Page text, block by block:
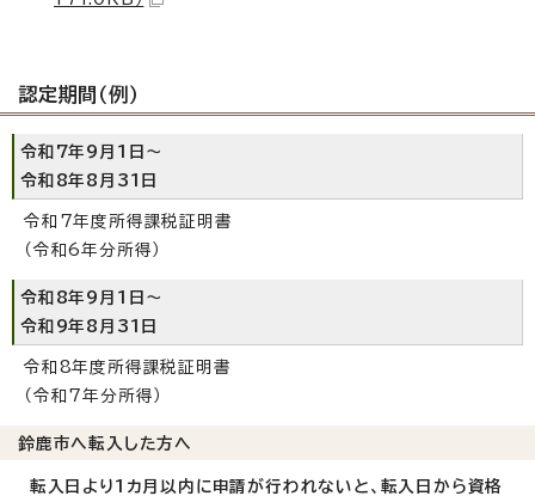
認定期間（例）
令和7年9月1日～
令和8年8月31日
令和7年度所得課税証明書
（令和6年分所得）
令和8年9月1日～
令和9年8月31日
令和8年度所得課税証明書
（令和7年分所得）
鈴鹿市へ転入した方へ
転入日より1カ月以内に申請が行われないと、転入日から資格